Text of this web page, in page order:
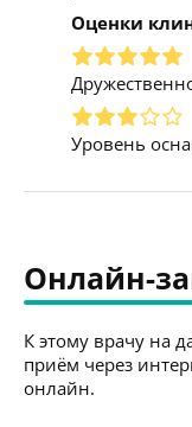
Оценки
Уровень
Онлайн-
К этому врачу на
приём через
онлайн.